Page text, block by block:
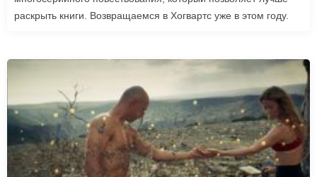
раскрыть книги. Возвращаемся в Хогвартс уже в этом году.